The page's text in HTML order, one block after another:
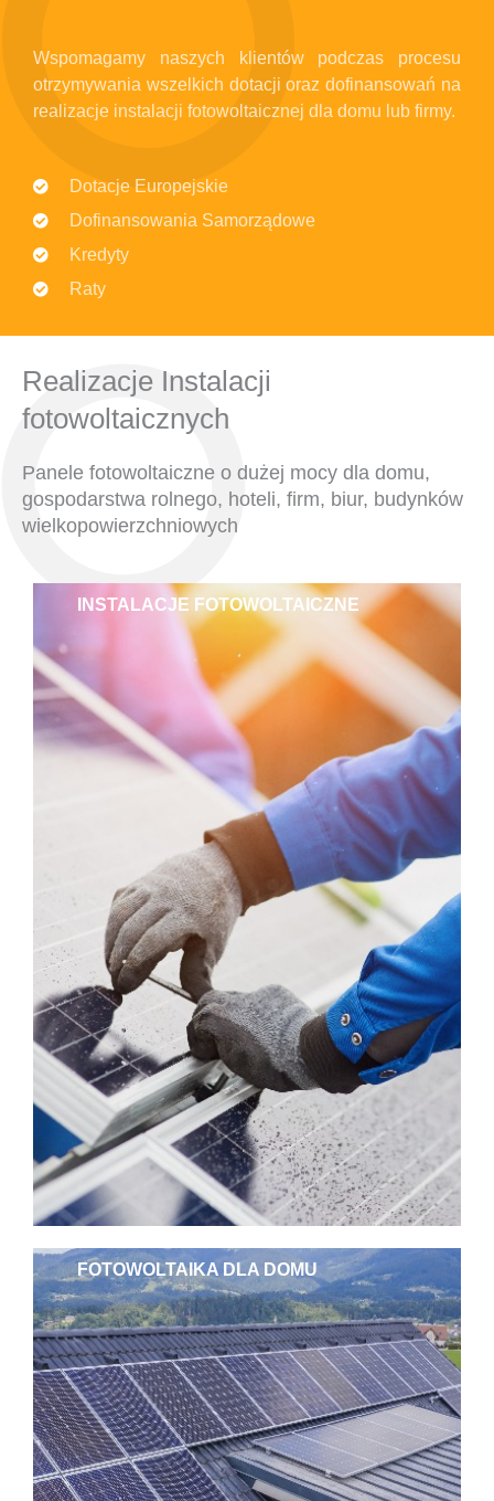
Wspomagamy naszych klientów podczas procesu
otrzymywania wszelkich dotacji oraz dofinansowań na
realizacje instalacji fotowoltaicznej dla domu lub firmy.
Dotacje Europejskie
Dofinansowania Samorządowe
Kredyty
Raty
Realizacje Instalacji
fotowoltaicznych
Panele fotowoltaiczne o dużej mocy dla domu,
gospodarstwa rolnego, hoteli, firm, biur, budynków
wielkopowierzchniowych
INSTALACJE FOTOWOLTAICZNE
FOTOWOLTAIKA DLA DOMU